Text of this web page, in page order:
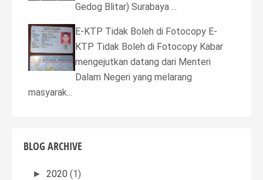
Gedog Blitar) Surabaya ...
E-KTP Tidak Boleh di Fotocopy E-
KTP Tidak Boleh di Fotocopy Kabar
mengejutkan datang dari Menteri
Dalam Negeri yang melarang
masyarak...
BLOG ARCHIVE
► 2020 (1)